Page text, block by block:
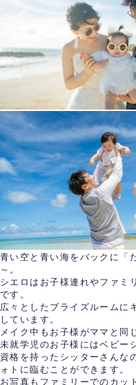
青い空と青い海をバックに「
～。
シエロはお子様連れやファミ
です。
広々としたブライズルームに
しています。
メイク中もお子様がママと同
未就学児のお子様にはベビー
資格を持ったシッターさんな
ォトに臨むことができます。
お写真もファミリーでのカッ